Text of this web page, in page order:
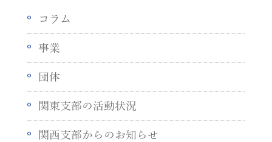
コラム
事業
団体
関東支部の活動状況
関西支部からのお知らせ